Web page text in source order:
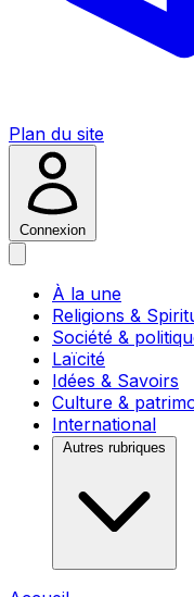
Plan du site
Connexion
À la une
Religions &
Société &
Laïcité
Idées & Savoirs
Culture &
International
Autres rubriques